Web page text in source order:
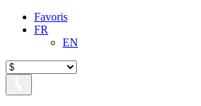
Favoris
FR
EN